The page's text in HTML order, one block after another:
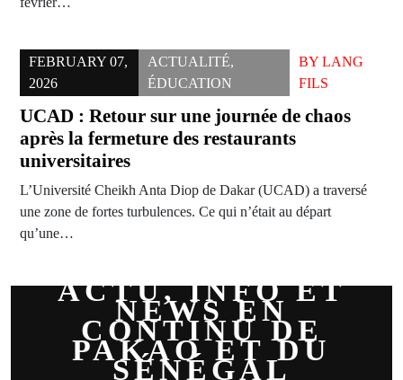
FEBRUARY 07,
2026
ACTUALITÉ,
ÉDUCATION
BYLANG
FILS
UCAD : Retour sur une journée de chaos
après la fermeture des restaurants
universitaires
L’Université Cheikh Anta Diop de Dakar (UCAD) a traversé
une zone de fortes turbulences. Ce qui n’était au départ
qu’une…
ACTU, INFO ET
NEWS EN
CONTINU DE
PAKAO ET DU
SÉNÉGAL